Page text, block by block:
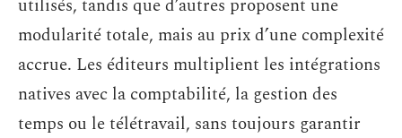
utilisés, tandis que d’autres proposent une
modularité totale, mais au prix d’une complexité
accrue. Les éditeurs multiplient les intégrations
natives avec la comptabilité, la gestion des
temps ou le télétravail, sans toujours garantir